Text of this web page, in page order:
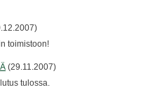
toimistoon!
(29.11.2007)
tulossa.